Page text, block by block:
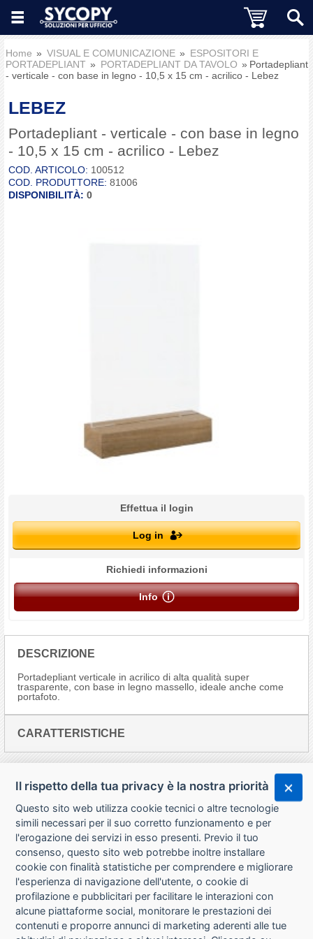
Home VISUAL E COMUNICAZIONE
ESPOSITORI E
PORTADEPLIANT
PORTADEPLIANT DA TAVOLO
Portadepliant
- verticale - con base in legno - 10,5 x 15 cm - acrilico - Lebez
LEBEZ
Portadepliant - verticale - con base in legno
- 10,5 x 15 cm - acrilico - Lebez
COD. ARTICOLO: 100512
COD. PRODUTTORE: 81006
DISPONIBILITÀ: 0
Effettua il login
Log in
Richiedi informazioni
Info
DESCRIZIONE
Portadepliant verticale in acrilico di alta qualità super
trasparente, con base in legno massello, ideale anche come
portafoto.
CARATTERISTICHE
CHI SIAMO
CONTATTI
Il rispetto della tua privacy è la nostra priorità
Questo sito web utilizza cookie tecnici o altre tecnologie
simili necessari per il suo corretto funzionamento e per
l'erogazione dei servizi in esso presenti. Previo il tuo
consenso, questo sito web potrebbe inoltre installare
cookie con finalità statistiche per comprendere e migliorare
l'esperienza di navigazione dell'utente, o cookie di
profilazione e pubblicitari per facilitare le interazioni con
alcune piattaforme social, monitorare le prestazioni dei
contenuti e proporre annunci di marketing aderenti alle tue